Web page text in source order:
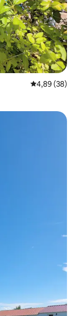
Vidutinis
4,89 (38)